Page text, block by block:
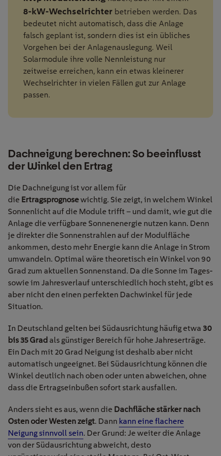
8-kW-Wechselrichter betrieben werden. Das
bedeutet nicht automatisch, dass die Anlage
falsch geplant ist, sondern dies ist ein übliches
Vorgehen bei der Anlagenauslegung. Weil
Solarmodule ihre volle Nennleistung nur
zeitweise erreichen, kann ein etwas kleinerer
Wechselrichter in vielen Fällen gut zur Anlage
passen.
Dachneigung berechnen: So beeinflusst
der Winkel den Ertrag
Die Dachneigung ist vor allem für
die Ertragsprognosewichtig. Sie zeigt, in welchem Winkel
Sonnenlicht auf die Module trifft – und damit, wie gut die
Anlage die verfügbare Sonnenenergie nutzen kann. Denn
je direkter die Sonnenstrahlen auf der Modulfläche
ankommen, desto mehr Energie kann die Anlage in Strom
umwandeln. Optimal wäre theoretisch ein Winkel von 90
Grad zum aktuellen Sonnenstand. Da die Sonne im Tages-
sowie im Jahresverlauf unterschiedlich hoch steht, gibt es
aber nicht den einen perfekten Dachwinkel für jede
Situation.
In Deutschland gelten bei Südausrichtung häufig etwa 30
bis 35 Grad als günstiger Bereich für hohe Jahreserträge.
Ein Dach mit 20 Grad Neigung ist deshalb aber nicht
automatisch ungeeignet. Bei Südausrichtung können die
Winkel deutlich nach oben oder unten abweichen, ohne
dass die Ertragseinbußen sofort stark ausfallen.
Anders sieht es aus, wenn die Dachfläche stärker nach
Osten oder Westen zeigt. Dann kann eine flachere
Neigung sinnvoll sein. Der Grund: Je weiter die Anlage
von der Südausrichtung abweicht, desto